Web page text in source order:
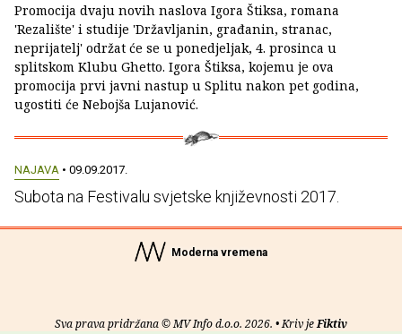
Promocija dvaju novih naslova Igora Štiksa, romana
'Rezalište' i studije 'Državljanin, građanin, stranac,
neprijatelj' održat će se u ponedjeljak, 4. prosinca u
splitskom Klubu Ghetto. Igora Štiksa, kojemu je ova
promocija prvi javni nastup u Splitu nakon pet godina,
ugostiti će Nebojša Lujanović.
NAJAVA • 09.09.2017.
Subota na Festivalu svjetske književnosti 2017.
Moderna vremena
Sva prava pridržana © MV Info d.o.o. 2026. • Kriv jeFiktiv